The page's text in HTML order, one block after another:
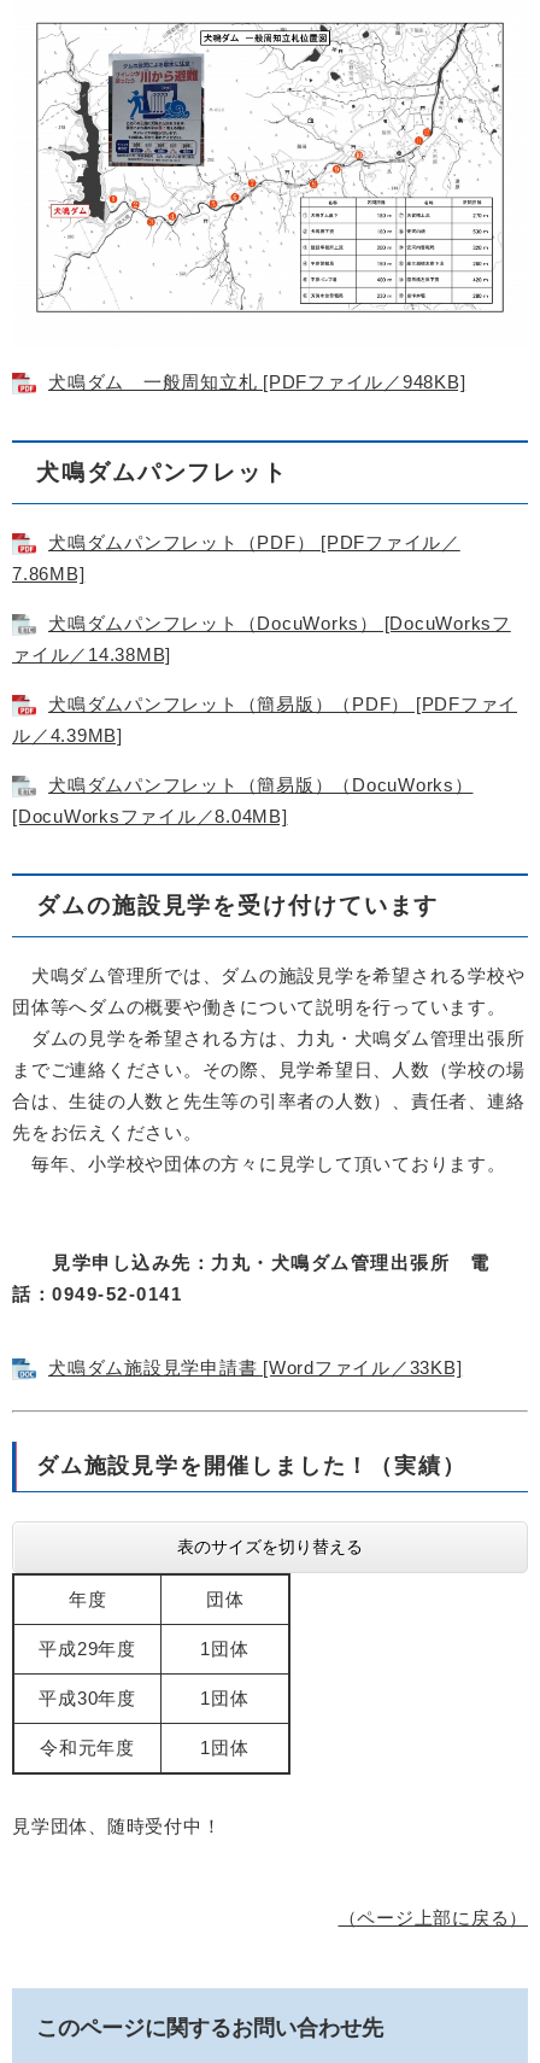
犬鳴ダム 一般周知立札 [PDFファイル／948KB]
犬鳴ダムパンフレット
犬鳴ダムパンフレット（PDF） [PDFファイル／
7.86MB]
犬鳴ダムパンフレット（DocuWorks） [DocuWorksフ
ァイル／14.38MB]
犬鳴ダムパンフレット（簡易版）（PDF） [PDFファイ
ル／4.39MB]
犬鳴ダムパンフレット（簡易版）（DocuWorks）
[DocuWorksファイル／8.04MB]
ダムの施設見学を受け付けています
犬鳴ダム管理所では、ダムの施設見学を希望される学校や
団体等へダムの概要や働きについて説明を行っています。
ダムの見学を希望される方は、力丸・犬鳴ダム管理出張所
までご連絡ください。その際、見学希望日、人数（学校の場
合は、生徒の人数と先生等の引率者の人数）、責任者、連絡
先をお伝えください。
毎年、小学校や団体の方々に見学して頂いております。
見学申し込み先：力丸・犬鳴ダム管理出張所 電
話：0949-52-0141
犬鳴ダム施設見学申請書 [Wordファイル／33KB]
ダム施設見学を開催しました！（実績）
表のサイズを切り替える
年度 団体
平成29年度 1団体
平成30年度 1団体
令和元年度 1団体
見学団体、随時受付中！
（ページ上部に戻る）
このページに関するお問い合わせ先